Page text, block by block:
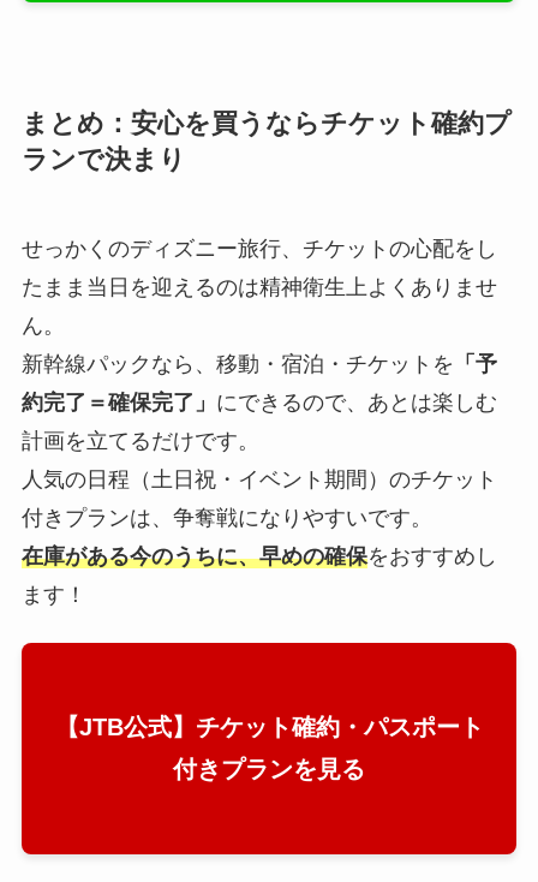
まとめ：安心を買うならチケット確約プ
ランで決まり
せっかくのディズニー旅行、チケットの心配をし
たまま当日を迎えるのは精神衛生上よくありませ
ん。
新幹線パックなら、移動・宿泊・チケットを 「予
約完了＝確保完了」 にできるので、あとは楽しむ
計画を立てるだけです。
人気の日程（土日祝・イベント期間）のチケット
付きプランは、争奪戦になりやすいです。
在庫がある今のうちに、早めの確保をおすすめし
ます！
【JTB公式】チケット確約・パスポート
付きプランを見る